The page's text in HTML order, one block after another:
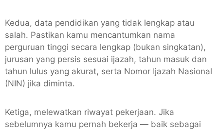
Kedua, data pendidikan yang tidak lengkap atau
salah. Pastikan kamu mencantumkan nama
perguruan tinggi secara lengkap (bukan singkatan),
jurusan yang persis sesuai ijazah, tahun masuk dan
tahun lulus yang akurat, serta Nomor Ijazah Nasional
(NIN) jika diminta.
Ketiga, melewatkan riwayat pekerjaan. Jika
sebelumnya kamu pernah bekerja — baik sebagai